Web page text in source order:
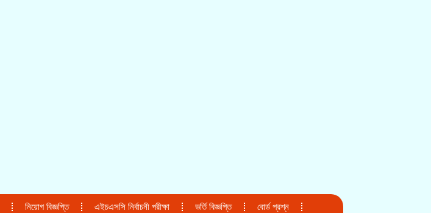
নিয়োগ বিজ্ঞপ্তি এইচএসসি নির্বাচনী পরীক্ষা ভর্তি বিজ্ঞপ্তি বোর্ড প্রশ্ন